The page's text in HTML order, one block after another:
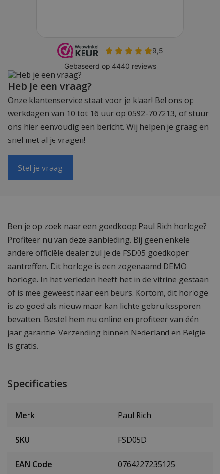
Heb je een vraag?
Onze klantenservice staat voor je klaar! Bel ons op
werkdagen van 10 tot 16 uur op 0592-707213, of stuur
ons hier eenvoudig een bericht. Wij helpen je graag en
snel met al je vragen!
Stel je vraag
Ben je op zoek naar een goedkoop Paul Rich horloge?
Profiteer nu van deze aanbieding. Bij geen enkele
andere officiële dealer zul je de FSD05 goedkoper
aantreffen. Dit horloge is een zogenaamd DEMO
horloge. In het verleden heeft het in de vitrine gestaan
of is mee geweest naar een beurs. Kortom, dit horloge
is zo goed als nieuw maar kan lichte gebruikssporen
bevatten. Bestel hem nu online en profiteer van één
jaar garantie. Verzending binnen Nederland en België
is gratis.
Specificaties
Merk Paul Rich
SKU FSD05D
EAN Code 0764227235125